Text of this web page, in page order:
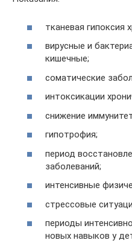
тканевая гипоксия
вирусные и
кишечные;
соматические
интоксикации
снижение
гипотрофия;
период
заболеваний;
интенсивные
стрессовые
периоды
новых навыков у